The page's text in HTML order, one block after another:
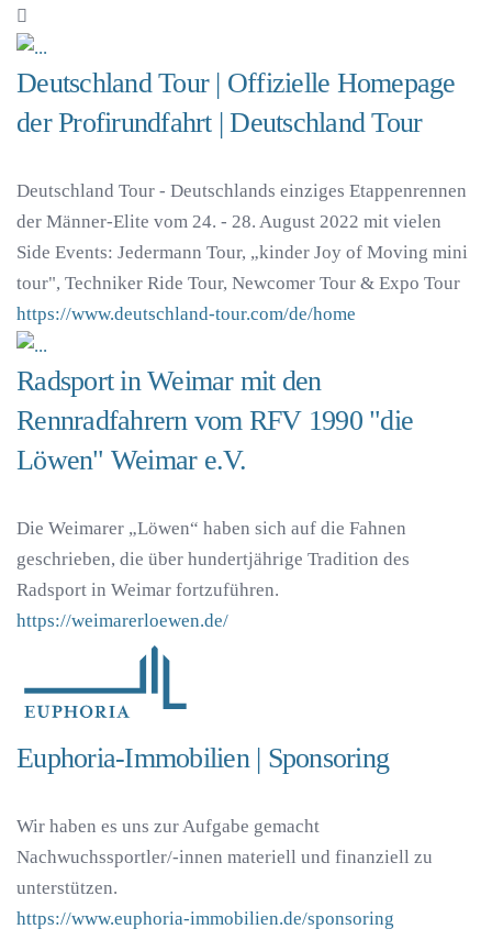
Deutschland Tour | Offizielle Homepage
der Profirundfahrt | Deutschland Tour
Deutschland Tour - Deutschlands einziges Etappenrennen
der Männer-Elite vom 24. - 28. August 2022 mit vielen
Side Events: Jedermann Tour, „kinder Joy of Moving mini
tour", Techniker Ride Tour, Newcomer Tour & Expo Tour
https://www.deutschland-tour.com/de/home
Radsport in Weimar mit den
Rennradfahrern vom RFV 1990 "die
Löwen" Weimar e.V.
Die Weimarer „Löwen“ haben sich auf die Fahnen
geschrieben, die über hundertjährige Tradition des
Radsport in Weimar fortzuführen.
https://weimarerloewen.de/
Euphoria-Immobilien | Sponsoring
Wir haben es uns zur Aufgabe gemacht
Nachwuchssportler/-innen materiell und finanziell zu
unterstützen.
https://www.euphoria-immobilien.de/sponsoring